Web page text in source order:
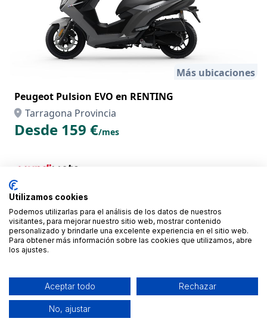
Más ubicaciones
Peugeot Pulsion EVO en RENTING
Tarragona Provincia
Desde 159 €/mes
Utilizamos cookies
Podemos utilizarlas para el análisis de los datos de nuestros
visitantes, para mejorar nuestro sitio web, mostrar contenido
personalizado y brindarle una excelente experiencia en el sitio web.
Para obtener más información sobre las cookies que utilizamos, abre
los ajustes.
Aceptar todo Rechazar
No, ajustar